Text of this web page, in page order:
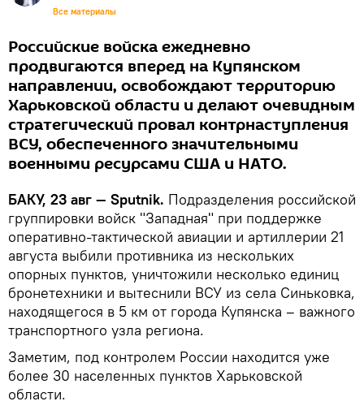
Все материалы
Российские войска ежедневно
продвигаются вперед на Купянском
направлении, освобождают территорию
Харьковской области и делают очевидным
стратегический провал контрнаступления
ВСУ, обеспеченного значительными
военными ресурсами США и НАТО.
БАКУ, 23 авг — Sputnik. Подразделения российской
группировки войск "Западная" при поддержке
оперативно-тактической авиации и артиллерии 21
августа выбили противника из нескольких
опорных пунктов, уничтожили несколько единиц
бронетехники и вытеснили ВСУ из села Синьковка,
находящегося в 5 км от города Купянска – важного
транспортного узла региона.
Заметим, под контролем России находится уже
более 30 населенных пунктов Харьковской
области.